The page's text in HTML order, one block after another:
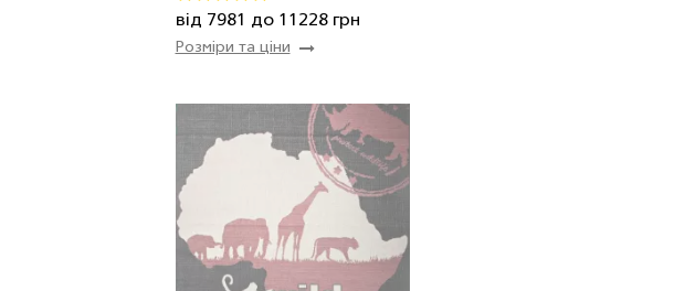
від 7981 до 11228 грн
Розміри та ціни
Купити